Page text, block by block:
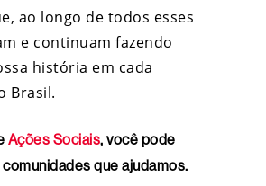
ao longo de todos esses
e continuam fazendo
história em cada
Brasil.
Ações Sociais, você pode
que ajudamos.